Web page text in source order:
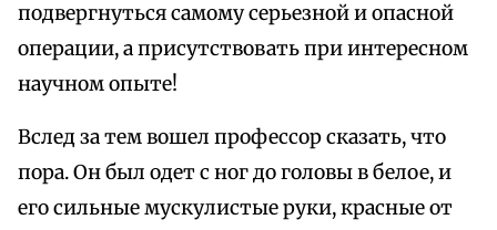
подвергнуться самому серьезной и опасной
операции, а присутствовать при интересном
научном опыте!
Вслед за тем вошел профессор сказать, что
пора. Он был одет с ног до головы в белое, и
его сильные мускулистые руки, красные от